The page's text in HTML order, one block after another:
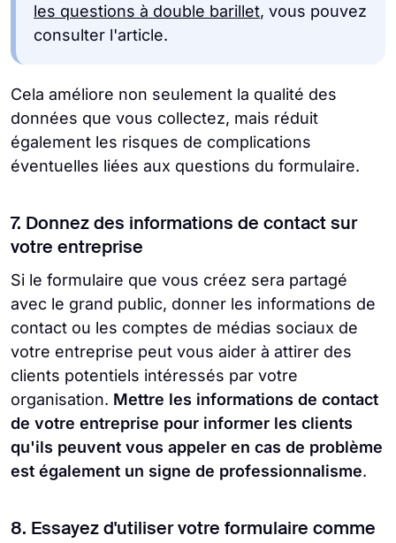
les questions à double barillet, vous pouvez
consulter l'article.
Cela améliore non seulement la qualité des
données que vous collectez, mais réduit
également les risques de complications
éventuelles liées aux questions du formulaire.
7. Donnez des informations de contact sur
votre entreprise
Si le formulaire que vous créez sera partagé
avec le grand public, donner les informations de
contact ou les comptes de médias sociaux de
votre entreprise peut vous aider à attirer des
clients potentiels intéressés par votre
organisation. Mettre les informations de contact
de votre entreprise pour informer les clients
qu'ils peuvent vous appeler en cas de problème
est également un signe de professionnalisme.
8. Essayez d'utiliser votre formulaire comme